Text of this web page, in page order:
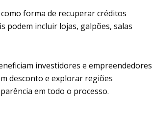
forma de recuperar créditos
podem incluir lojas, galpões, salas
investidores e empreendedores
desconto e explorar regiões
em todo o processo.